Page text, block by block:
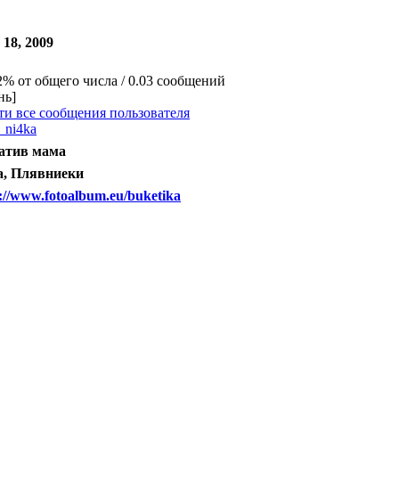
2009
от общего числа / 0.03 сообщений
все сообщения пользователя
мама
Плявниеки
www.fotoalbum.eu/buketika